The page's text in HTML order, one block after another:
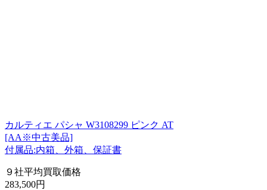
カルティエ パシャ W3108299 ピンク AT
[AA※中古美品]
付属品:内箱、外箱、保証書
９社平均買取価格
283,500円